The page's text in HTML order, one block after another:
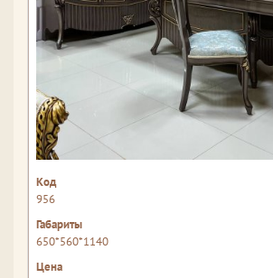
956
650*560*1140